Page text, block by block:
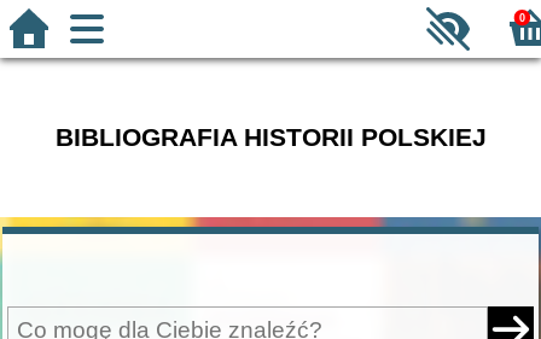
0
BIBLIOGRAFIA HISTORII POLSKIEJ